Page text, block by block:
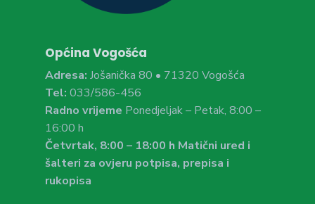
Općina Vogošća
Adresa: Jošanička 80 • 71320 Vogošća
Tel: 033/586-456
Radno vrijeme Ponedjeljak – Petak, 8:00 –
16:00 h
Četvrtak, 8:00 – 18:00 h Matični ured i
šalteri za ovjeru potpisa, prepisa i
rukopisa